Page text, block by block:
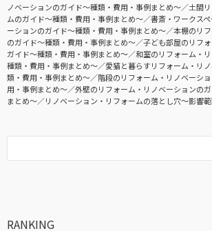
ノベーションのガイド〜種類・費用・事例まとめ〜
土間
ムのガイド〜種類・費用・事例まとめ〜
書斎・ワークス
ーションのガイド〜種類・費用・事例まとめ〜
本棚のリ
のガイド〜種類・費用・事例まとめ〜
子ども部屋のリフ
ガイド〜種類・費用・事例まとめ〜
和室のリフォーム・
種類・費用・事例まとめ〜
愛猫と暮らすリフォーム・リ
類・費用・事例まとめ〜
階段のリフォーム・リノベーシ
用・事例まとめ〜
外壁のリフォーム・リノベーションの
まとめ〜
リノベーション・リフォームの落とし穴～影響
RANKING